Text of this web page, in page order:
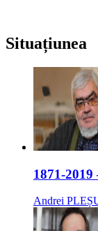
Situațiunea
1871-
Andrei